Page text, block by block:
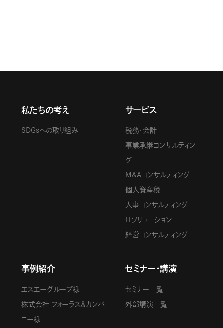
私たちの考え
SDGsへの取り組み
サービス
税務・会計
事業承継コンサルティン
グ
M&Aコンサルティング
個人資産税
人事コンサルティング
ITソリューション
経営コンサルティング
事例紹介
エスエーグループ様
株式会社 フォーラス＆カンパ
ニー様
セミナー・講演
セミナー一覧
外部講演一覧